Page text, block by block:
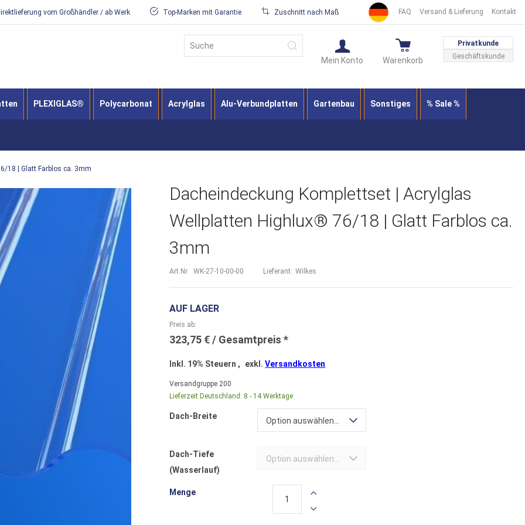
FAQ Versand & Lieferung Kontakt
vom Großhändler / ab Werk Top-Marken mit Garantie Zuschnitt nach Maß
Privatkunde
Geschäftskunde
Warenkorb
Mein Konto
Suche
PLEXIGLAS® Polycarbonat Acrylglas Alu-Verbundplatten Gartenbau Sonstiges % Sale %
18 | Glatt Farblos ca. 3mm
Dacheindeckung Komplettset | Acrylglas
Wellplatten Highlux® 76/18 | Glatt Farblos ca.
3mm
Art.Nr. WK-27-10-00-00 Lieferant: Wilkes
AUF LAGER
Preis ab
323,75 €
Inkl. 19% Steuern , exkl.Versandkosten
Versandgruppe 200
Lieferzeit Deutschland: 8 - 14 Werktage
Dach-Breite Option auswählen...
Dach-Tiefe
(Wasserlauf)
Option auswählen...
Menge